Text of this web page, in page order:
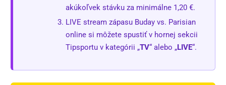
akúkoľvek stávku za minimálne 1,20 €.
LIVE stream zápasu Buday vs. Parisian
online si môžete spustiť v hornej sekcii
Tipsportu v kategórii „TV“ alebo „LIVE“.